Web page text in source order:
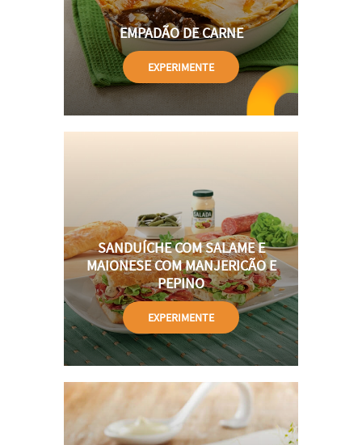
EMPADÃO DE CARNE
EXPERIMENTE
SANDUÍCHE COM SALAME E
MAIONESE COM MANJERICÃO E
PEPINO
EXPERIMENTE